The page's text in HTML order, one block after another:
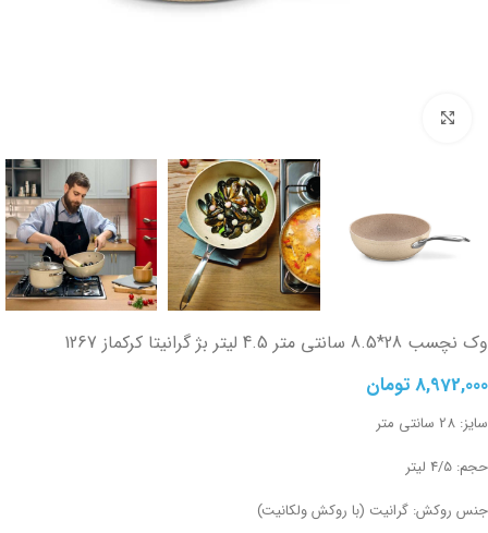
وک نچسب 28*8.5 سانتی متر 4.5 لیتر بژ گرانیتا کرکماز 1267
8,972,000تومان
سایز: 28 سانتی متر
حجم: 4/5 لیتر
جنس روکش: گرانیت (با روکش ولکانیت)